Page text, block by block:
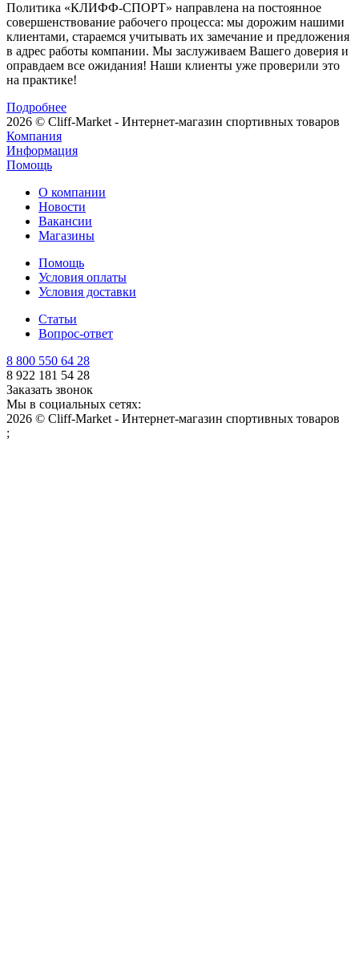
Политика «КЛИФФ-СПОРТ» направлена на постоянное
совершенствование рабочего процесса: мы дорожим нашими
клиентами, стараемся учитывать их замечание и предложения
в адрес работы компании. Мы заслуживаем Вашего доверия и
оправдаем все ожидания! Наши клиенты уже проверили это
на практике!
Подробнее
2026 © Cliff-Market - Интернет-магазин спортивных товаров
Компания
Информация
Помощь
О компании
Новости
Вакансии
Магазины
Помощь
Условия оплаты
Условия доставки
Статьи
Вопрос-ответ
8 800 550 64 28
8 922 181 54 28
Заказать звонок
Мы в социальных сетях:
2026 © Cliff-Market - Интернет-магазин спортивных товаров
;